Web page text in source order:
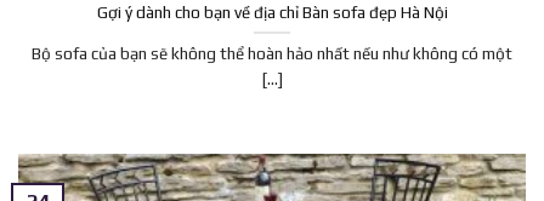
Gợi ý dành cho bạn về địa chỉ Bàn sofa đẹp Hà Nội
Bộ sofa của bạn sẽ không thể hoàn hảo nhất nếu như không có một
[...]